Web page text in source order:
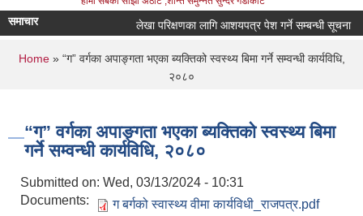
समाचार लेखा परिक्षणका लागि आशयपत्र पेश गर्ने सम्बन्धी सूचना
You are here
Home» “ग” वर्गका अपाङ्गता भएका ब्यक्तिको स्वस्थ्य बिमा गर्ने सम्वन्धी कार्यविधि,
२०८०
“ग” वर्गका अपाङ्गता भएका ब्यक्तिको स्वस्थ्य बिमा
गर्ने सम्वन्धी कार्यविधि, २०८०
Submitted on: Wed, 03/13/2024 - 10:31
Documents:
ग बर्गको स्वास्थ्य वीमा कार्यविधी_राजपत्र.pdf